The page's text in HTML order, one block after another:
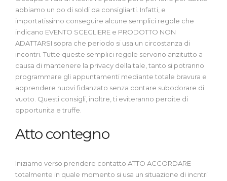
abbiamo un po di soldi da consigliarti. Infatti, e
importatissimo conseguire alcune semplici regole che
indicano EVENTO SCEGLIERE e PRODOTTO NON
ADATTARSI sopra che periodo si usa un circostanza di
incontri. Tutte queste semplici regole servono anzitutto a
causa di mantenere la privacy della tale, tanto si potranno
programmare gli appuntamenti mediante totale bravura e
apprendere nuovi fidanzato senza contare subodorare di
vuoto. Questi consigli, inoltre, ti eviteranno perdite di
opportunita e truffe.
Atto contegno
Iniziamo verso prendere contatto ATTO ACCORDARE
totalmente in quale momento si usa un situazione di incntri